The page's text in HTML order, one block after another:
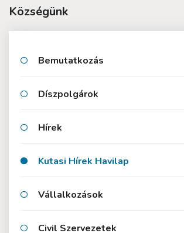
Községünk
Bemutatkozás
Díszpolgárok
Hírek
Kutasi Hírek Havilap
Vállalkozások
Civil Szervezetek